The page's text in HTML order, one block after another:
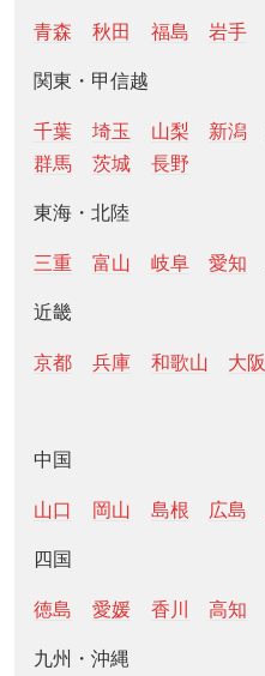
青森 秋田 福島 岩手
関東・甲信越
千葉 埼玉 山梨 新潟
群馬
茨城 長野
東海・北陸
三重 富山 岐阜 愛知
近畿
京都 兵庫 和歌山 大阪
中国
山口 岡山 島根 広島
四国
徳島 愛媛 香川 高知
九州・沖縄